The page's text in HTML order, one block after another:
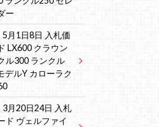
ー
月1日8日 入札価
LX600 クラウン
ル300 ランクル
デルY カローラク
月20日24日 入札
ド ヴェルファイ